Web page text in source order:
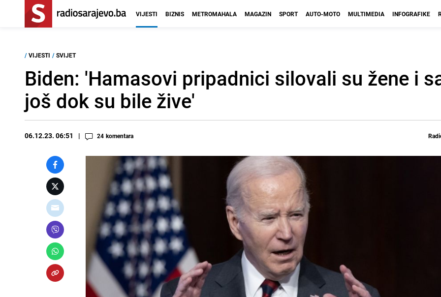
VIJESTI BIZNIS METROMAHALA MAGAZIN SPORT AUTO-MOTO MULTIMEDIA INFOGRAFIKE
/ VIJESTI / SVIJET
Biden: 'Hamasovi pripadnici silovali su žene i
još dok su bile žive'
06.12.23. 06:51 24 komentara